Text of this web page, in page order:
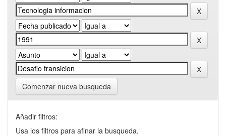
Comenzar nueva busqueda
Añadir filtros:
Usa los filtros para afinar la busqueda.